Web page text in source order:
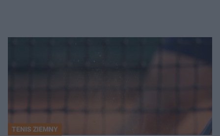
TENIS ZIEMNY